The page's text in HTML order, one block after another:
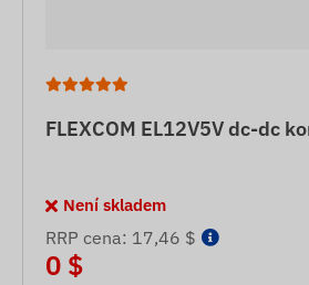
FLEXCOM EL12V5V dc-dc
Není skladem
RRP cena: 17,46 $
0 $